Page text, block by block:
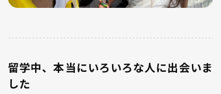
留学中、本当にいろいろな人に出会いま
した